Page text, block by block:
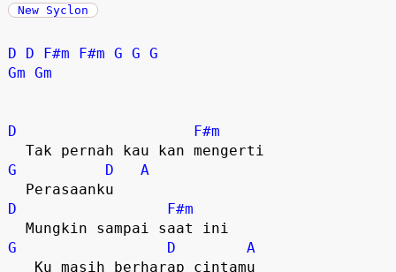
New Syclon
D D F#m F#m G G G
Gm Gm
D
F#m
G
D
A
D
F#m
G
D
A